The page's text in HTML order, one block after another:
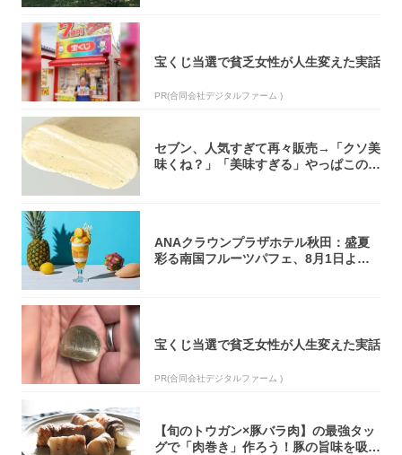
宝くじ当選で貧乏女性が人生変えた実話
PR(合同会社デジタルファーム )
セブン、人気すぎて再々販売→「クソ美
味くね？」「美味すぎる」やっぱこのク
ANAクラウンプラザホテル秋田：盛夏
彩る南国フルーツパフェ、8月1日より1
宝くじ当選で貧乏女性が人生変えた実話
PR(合同会社デジタルファーム )
【旬のトウガン×豚バラ肉】の最強タッ
グで「肉巻き」作ろう！豚の旨味を吸い